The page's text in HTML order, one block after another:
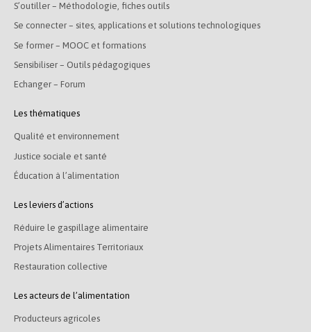
S’outiller – Méthodologie, fiches outils
Se connecter – sites, applications et solutions technologiques
Se former – MOOC et formations
Sensibiliser – Outils pédagogiques
Echanger – Forum
Les thématiques
Qualité et environnement
Justice sociale et santé
Éducation à l’alimentation
Les leviers d’actions
Réduire le gaspillage alimentaire
Projets Alimentaires Territoriaux
Restauration collective
Les acteurs de l’alimentation
Producteurs agricoles